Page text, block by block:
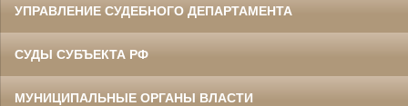
УПРАВЛЕНИЕ СУДЕБНОГО ДЕПАРТАМЕНТА
СУДЫ СУБЪЕКТА РФ
МУНИЦИПАЛЬНЫЕ ОРГАНЫ ВЛАСТИ